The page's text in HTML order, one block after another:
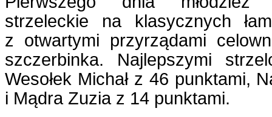
strzeleckie na klasycznych
z otwartymi przyrządami
szczerbinka. Najlepszymi
Wesołek Michał z 46 punktami,
i Mądra Zuzia z 14 punktami.